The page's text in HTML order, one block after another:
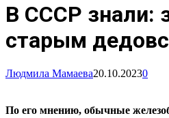
В СССР знали:
старым
Людмила Мамаева20.10.20230
По его мнению, обычные